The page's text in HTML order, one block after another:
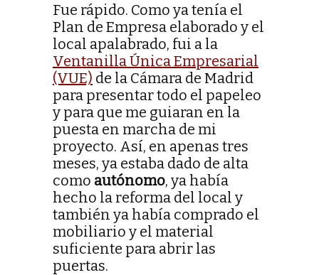
Fue rápido. Como ya tenía el
Plan de Empresa elaborado y el
local apalabrado, fui a la
Ventanilla Única Empresarial
(VUE) de la Cámara de Madrid
para presentar todo el papeleo
y para que me guiaran en la
puesta en marcha de mi
proyecto. Así, en apenas tres
meses, ya estaba dado de alta
como autónomo, ya había
hecho la reforma del local y
también ya había comprado el
mobiliario y el material
suficiente para abrir las
puertas.